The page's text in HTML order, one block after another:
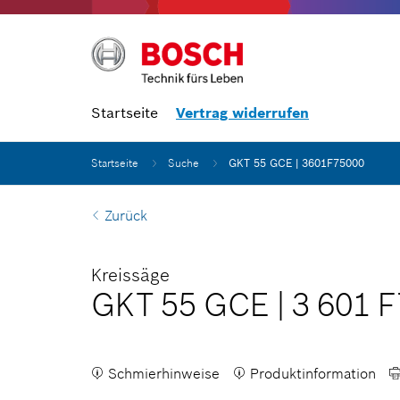
Startseite Vertrag widerrufen
Startseite Suche GKT 55 GCE | 3601F75000
Zurück
Kreissäge
GKT 55 GCE | 3 601
Schmierhinweise Produktinformation